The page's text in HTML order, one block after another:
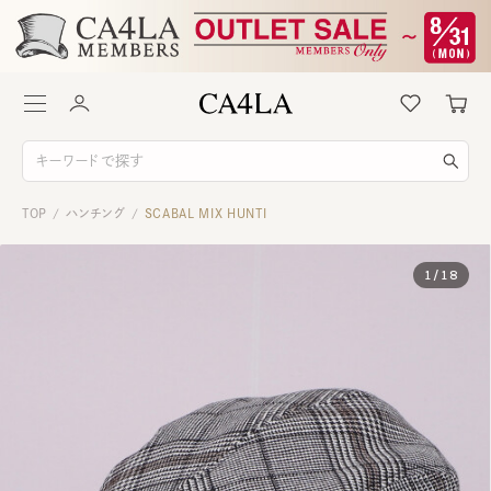
TOP / ハンチング / SCABAL MIX HUNTI
1 / 18